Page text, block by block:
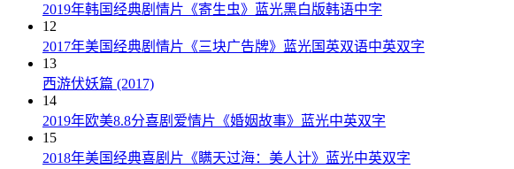
2019年韩国经典剧情片《寄生虫》蓝光黑白版韩语中字
12
2017年美国经典剧情片《三块广告牌》蓝光国英双语中英双字
13
西游伏妖篇 (2017)
14
2019年欧美8.8分喜剧爱情片《婚姻故事》蓝光中英双字
15
2018年美国经典喜剧片《瞒天过海：美人计》蓝光中英双字